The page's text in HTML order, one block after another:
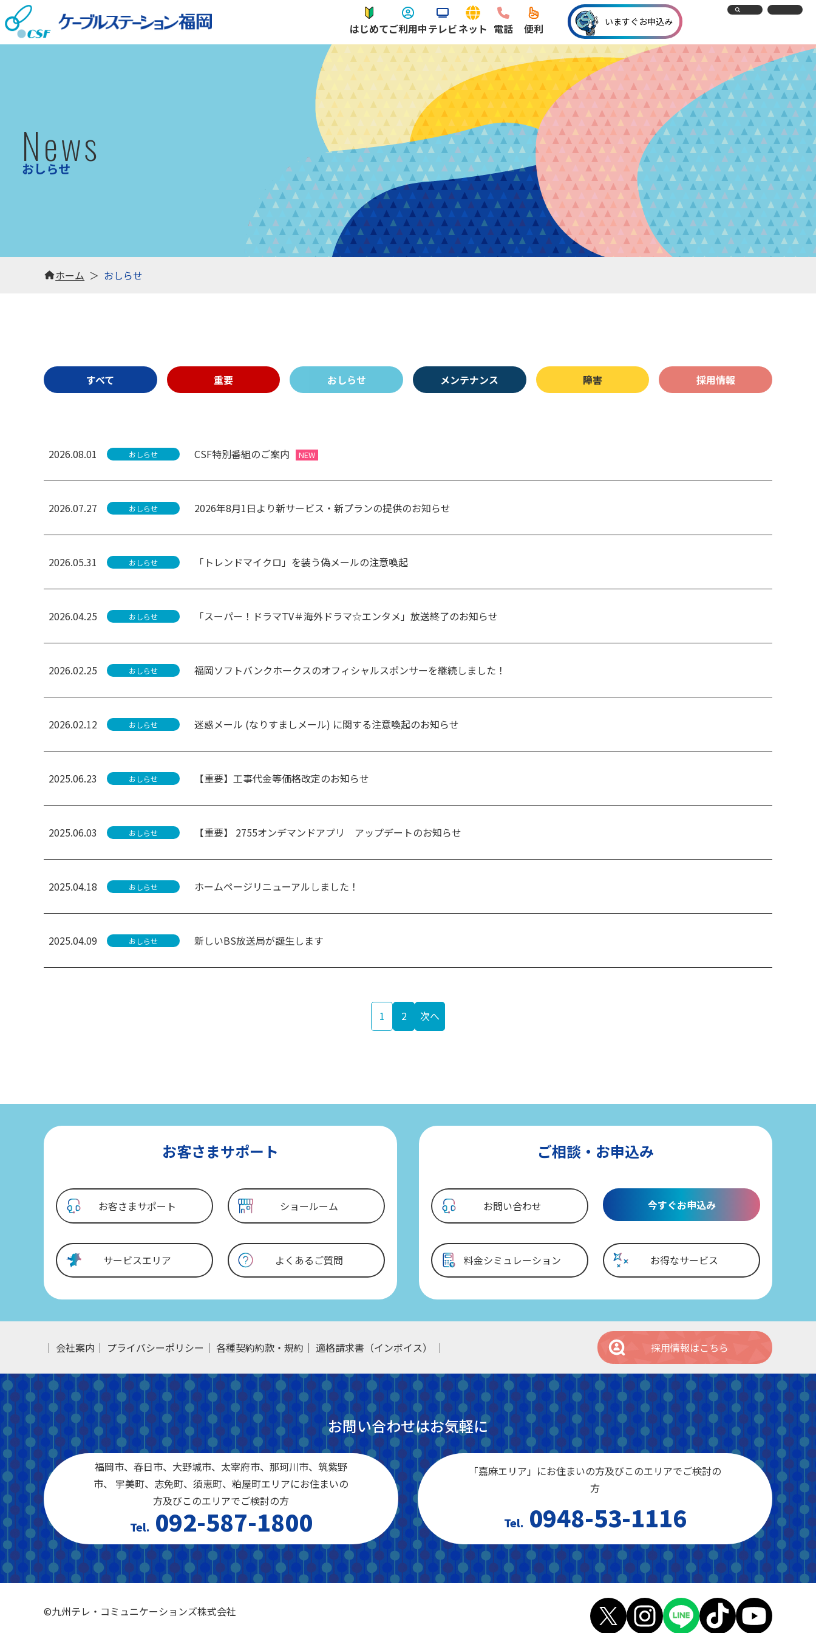
ケーブルステーション福岡
はじめてご利用中テレビネット 電話 便利
いますぐお申込み
いますぐお申込み
シミュレーション
テレビ
インターネット
電話
はじめての方へ
News
おしらせ
ホーム おしらせ
すべて 重要 おしらせ メンテナンス 障害 採用情報
2026.08.01 おしらせ CSF特別番組のご案内 NEW
2026.07.27 おしらせ 2026年8月1日より新サービス・新プランの提供のお知らせ
2026.05.31 おしらせ 「トレンドマイクロ」を装う偽メールの注意喚起
2026.04.25 おしらせ 「スーパー！ドラマTV＃海外ドラマ☆エンタメ」放送終了のお知らせ
2026.02.25 おしらせ 福岡ソフトバンクホークスのオフィシャルスポンサーを継続しました！
2026.02.12 おしらせ 迷惑メール (なりすましメール) に関する注意喚起のお知らせ
2025.06.23 おしらせ 【重要】工事代金等価格改定のお知らせ
2025.06.03 おしらせ 【重要】 2755オンデマンドアプリ アップデートのお知らせ
2025.04.18 おしらせ ホームページリニューアルしました！
2025.04.09 おしらせ 新しいBS放送局が誕生します
1 2 次へ
お客さまサポート
お客さまサポート ショールーム
サービスエリア よくあるご質問
ご相談・お申込み
お問い合わせ 今すぐお申込み
料金シミュレーション お得なサービス
会社案内 プライバシーポリシー 各種契約約款・規約 適格請求書（インボイス） 採用情報はこちら
お問い合わせはお気軽に
福岡市、春日市、大野城市、太宰府市、那珂川市、筑紫野
市、 宇美町、志免町、須恵町、粕屋町エリアにお住まいの
方及びこのエリアでご検討の方
092-587-1800
「嘉麻エリア」にお住まいの方及びこのエリアでご検討の
方
0948-53-1116
©九州テレ・コミュニケーションズ株式会社